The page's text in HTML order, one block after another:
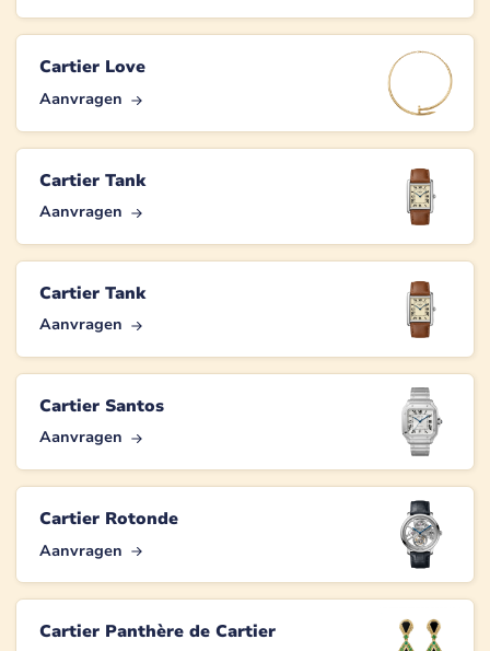
Cartier Love
Aanvragen
Cartier Tank
Aanvragen
Cartier Tank
Aanvragen
Cartier Santos
Aanvragen
Cartier Rotonde
Aanvragen
Cartier Panthère de Cartier